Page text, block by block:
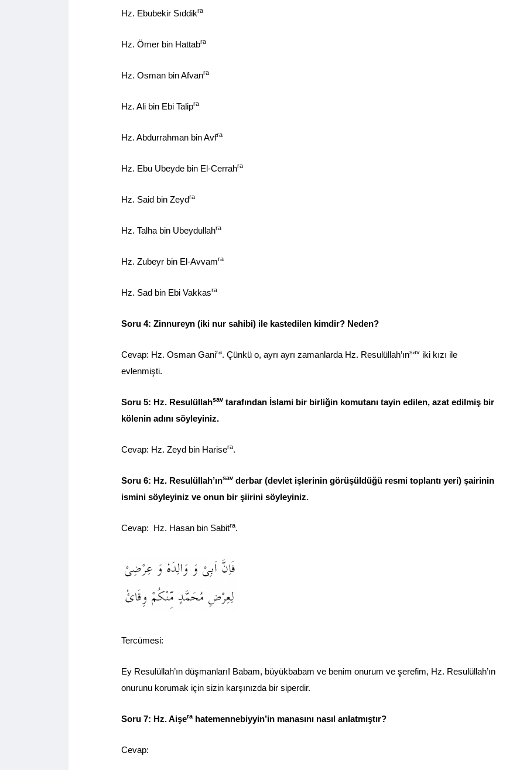
Hz. Ebubekir Sıddikra
Hz. Ömer bin Hattabra
Hz. Osman bin Afvanra
Hz. Ali bin Ebi Talipra
Hz. Abdurrahman bin Avfra
Hz. Ebu Ubeyde bin El-Cerrahra
Hz. Said bin Zeydra
Hz. Talha bin Ubeydullahra
Hz. Zubeyr bin El-Avvamra
Hz. Sad bin Ebi Vakkasra
Soru 4: Zinnureyn (iki nur sahibi) ile kastedilen kimdir? Neden?
Cevap: Hz. Osman Ganira. Çünkü o, ayrı ayrı zamanlarda Hz. Resulüllah’ınsav iki kızı ile
evlenmişti.
Soru 5: Hz. Resulüllahsav tarafından İslami bir birliğin komutanı tayin edilen, azat edilmiş bir
kölenin adını söyleyiniz.
Cevap: Hz. Zeyd bin Harisera.
Soru 6: Hz. Resulüllah’ınsav derbar (devlet işlerinin görüşüldüğü resmi toplantı yeri) şairinin
ismini söyleyiniz ve onun bir şiirini söyleyiniz.
Cevap: Hz. Hasan bin Sabitra.
Tercümesi:
Ey Resulüllah’ın düşmanları! Babam, büyükbabam ve benim onurum ve şerefim, Hz. Resulüllah’ın
onurunu korumak için sizin karşınızda bir siperdir.
Soru 7: Hz. Aişerahatemennebiyyin’in manasını nasıl anlatmıştır?
Cevap: